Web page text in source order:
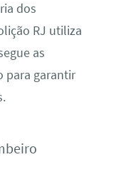
dos
RJ utiliza
as
para garantir